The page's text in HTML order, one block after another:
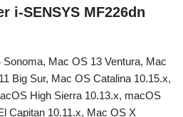
i-SENSYS MF226dn
Sonoma, Mac OS 13 Ventura, Mac
Big Sur, Mac OS Catalina 10.15.x,
High Sierra 10.13.x, macOS
Capitan 10.11.x, Mac OS X